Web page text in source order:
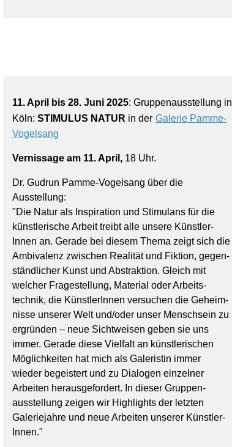
11. April bis 28. Juni 2025: Gruppen­ausstellung in
Köln: STIMULUS NATUR in der Galerie Pamme-
Vogelsang
Vernissage am 11. April, 18 Uhr.
Dr. Gudrun Pamme-Vogelsang über die
Ausstellung:
"Die Natur als Inspiration und Stimulans für die
künst­lerische Arbeit treibt alle unsere Künstler­
Innen an. Gerade bei diesem Thema zeigt sich die
Ambivalenz zwischen Realität und Fiktion, gegen­
ständ­licher Kunst und Abstraktion. Gleich mit
welcher Fragestellung, Material oder Arbeits­
technik, die Künstle­rInnen versuchen die Geheim­
nisse unserer Welt und/oder unser Menschsein zu
ergründen – neue Sichtweisen geben sie uns
immer. Gerade diese Vielfalt an künst­lerischen
Möglich­keiten hat mich als Galeristin immer
wieder begeistert und zu Dialogen einzelner
Arbeiten herausgefordert. In dieser Gruppen­
ausstellung zeigen wir Highlights der letzten
Galerie­jahre und neue Arbeiten unserer Künstler­
Innen."